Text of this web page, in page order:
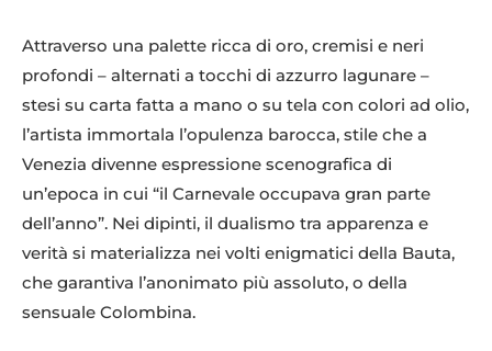
Attraverso una palette ricca di oro, cremisi e neri
profondi – alternati a tocchi di azzurro lagunare –
stesi su carta fatta a mano o su tela con colori ad olio,
l’artista immortala l’opulenza barocca, stile che a
Venezia divenne espressione scenografica di
un’epoca in cui “il Carnevale occupava gran parte
dell’anno”. Nei dipinti, il dualismo tra apparenza e
verità si materializza nei volti enigmatici della Bauta,
che garantiva l’anonimato più assoluto, o della
sensuale Colombina.